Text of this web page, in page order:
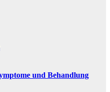
und Behandlung